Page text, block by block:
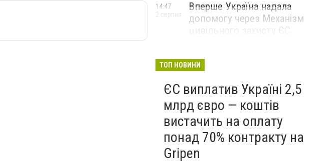
Вперше Україна надала
допомогу через Механізм
цивільного захисту ЄС
14:47
2 серпня
ТОП НОВИНИ
ЄС виплатив Україні 2,5
млрд євро — коштів
вистачить на оплату
понад 70% контракту на
Gripen